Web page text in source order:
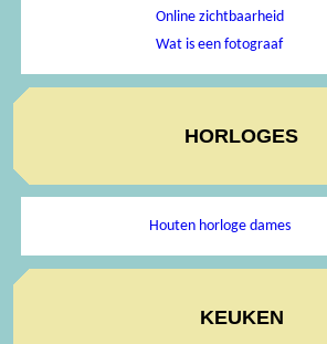
Online zichtbaarheid
Wat is een fotograaf
HORLOGES
Houten horloge dames
KEUKEN